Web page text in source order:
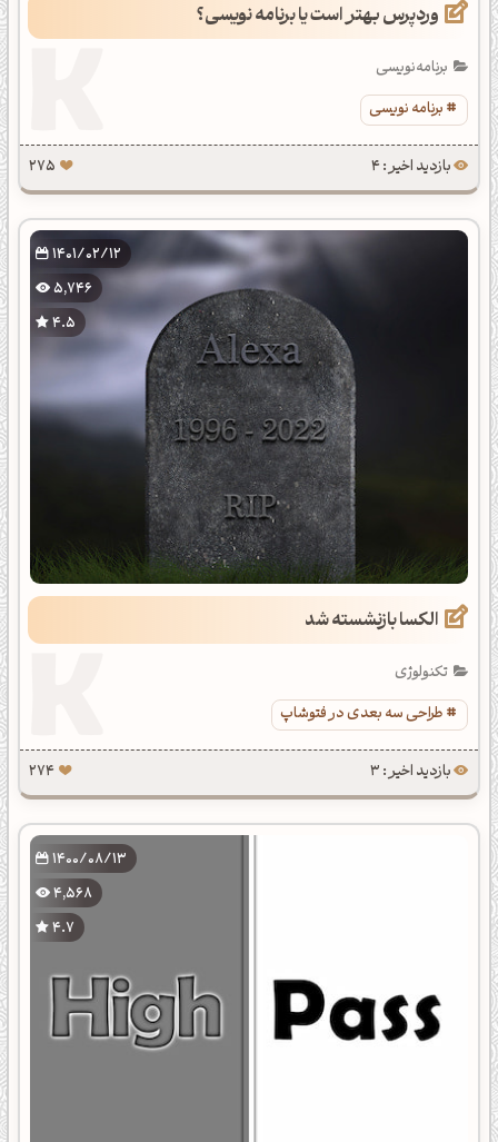
وردپرس بهتر است یا برنامه نویسی؟
برنامه‌نویسی
برنامه نویسی
بازدید اخیر : 4 275
1401/02/12
5,746
4.5
الکسا بازنشسته شد
تکنولوژی
طراحی سه بعدی در فتوشاپ
بازدید اخیر : 3 274
1400/08/13
4,568
4.7